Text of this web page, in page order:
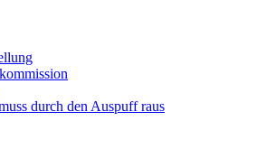
durch den Auspuff raus